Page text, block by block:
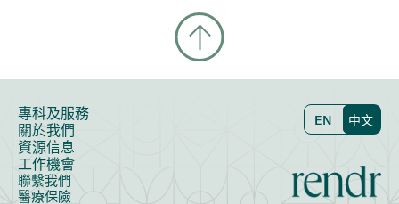
專科及服務
關於我們
資源信息
工作機會
聯繫我們
醫療保險
EN 中文